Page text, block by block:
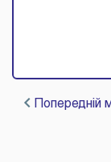
Попередній